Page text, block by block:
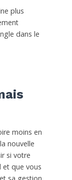
plus
dans le
moins en
nouvelle
si votre
et que vous
sa gestion